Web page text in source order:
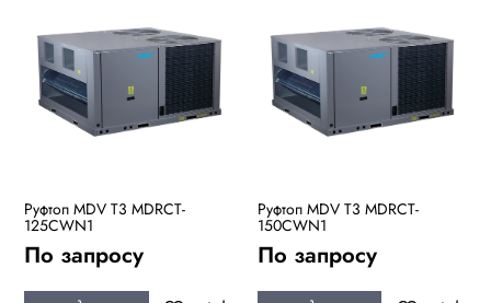
Руфтоп MDV T3 MDRCT-
125CWN1
По запросу
Руфтоп MDV T3 MDRCT-
150CWN1
По запросу